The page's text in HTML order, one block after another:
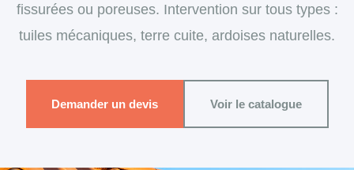
fissurées ou poreuses. Intervention sur tous types :
tuiles mécaniques, terre cuite, ardoises naturelles.
Demander un devis Voir le catalogue